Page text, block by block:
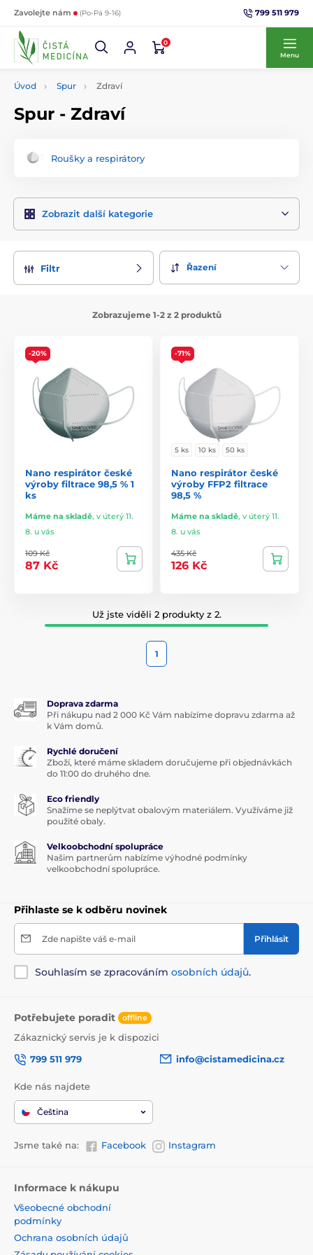
Zavolejte nám (Po-Pá 9-16) 799 511 979
0
Menu
Úvod Spur Zdraví
Spur - Zdraví
Roušky a respirátory
Zobrazit další kategorie
Filtr Řazení
Zobrazujeme 1-2 z 2 produktů
-20%
Nano respirátor české
výroby filtrace 98,5 % 1
ks
Máme na skladě, v úterý 11.
8. u vás
109 Kč
87 Kč
-71%
5 ks 10 ks 50 ks
Nano respirátor české
výroby FFP2 filtrace
98,5 %
Máme na skladě, v úterý 11.
8. u vás
435 Kč
126 Kč
Už jste viděli 2 produkty z 2.
1
Doprava zdarma
Při nákupu nad 2 000 Kč Vám nabízíme dopravu zdarma až
k Vám domů.
Rychlé doručení
Zboží, které máme skladem doručujeme při objednávkách
do 11:00 do druhého dne.
Eco friendly
Snažíme se neplýtvat obalovým materiálem. Využíváme již
použité obaly.
Velkoobchodní spolupráce
Našim partnerům nabízíme výhodné podmínky
velkoobchodní spolupráce.
Přihlaste se k odběru novinek
Zde napište váš e-mail Přihlásit
Souhlasím se zpracováním osobních údajů.
Potřebujete poradit offline
Zákaznický servis je k dispozici
799 511 979
info@cistamedicina.cz
Kde nás najdete
Čeština
Jsme také na: Facebook Instagram
Informace k nákupu
Všeobecné obchodní
podmínky
Ochrana osobních údajů